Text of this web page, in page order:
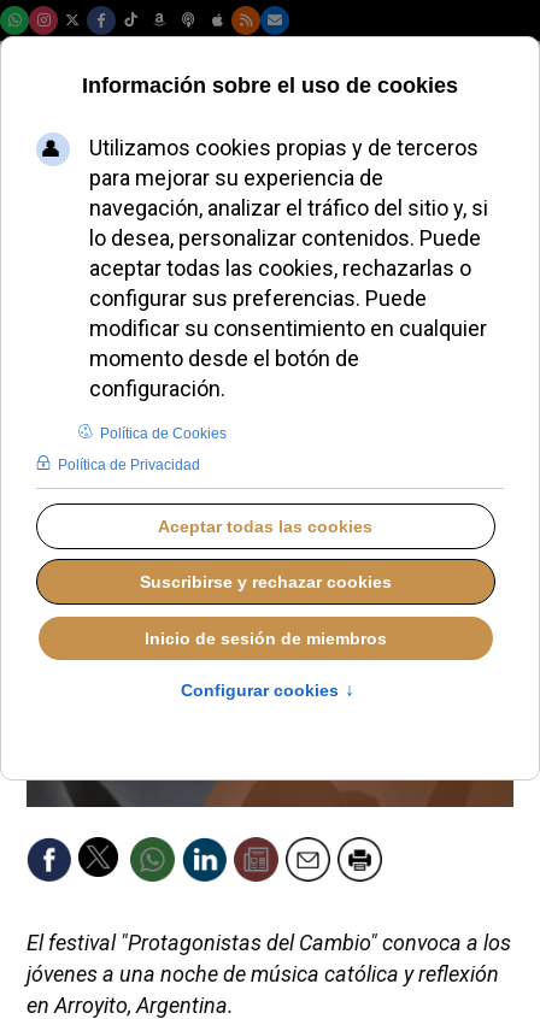
El festival en
Arroyito inspira a
los jóvenes con
música y fe católica
JAVIER RUIZ ARREGUI
IDENTIDAD CRISTIANA
JUEVES, 06 NOVIEMBRE 2025 10:10
El festival "Protagonistas del Cambio" convoca a los
jóvenes a una noche de música católica y reflexión
en Arroyito, Argentina.